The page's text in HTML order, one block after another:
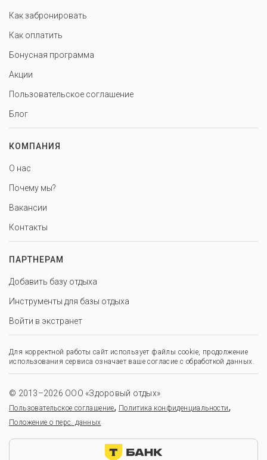
Как забронировать
Как оплатить
Бонусная программа
Акции
Пользовательское соглашение
Блог
КОМПАНИЯ
О нас
Почему мы?
Вакансии
Контакты
ПАРТНЕРАМ
Добавить базу отдыха
Инструменты для базы отдыха
Войти в экстранет
Для корректной работы сайт использует файлы cookie, продолжение
использования сервиса означает ваше согласие с обработкой данных.
© 2013–2026 ООО «Здоровый отдых»
Пользовательское соглашение, Политика конфиденциальности,
Положение о перс. данных